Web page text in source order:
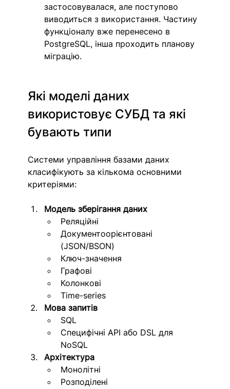
застосовувалася, але поступово
виводиться з використання. Частину
функціоналу вже перенесено в
PostgreSQL, інша проходить планову
міграцію.
Які моделі даних
використовує СУБД та які
бувають типи
Системи управління базами даних
класифікують за кількома основними
критеріями:
Модель зберігання даних
Реляційні
Документоорієнтовані
(JSON/BSON)
Ключ-значення
Графові
Колонкові
Time-series
Мова запитів
SQL
Специфічні API або DSL для
NoSQL
Архітектура
Монолітні
Розподілені